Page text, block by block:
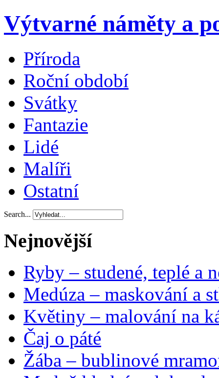
Výtvarné náměty a
Příroda
Roční období
Svátky
Fantazie
Lidé
Malíři
Ostatní
Search...
Nejnovější
Ryby – studené, teplé a
Medúza – maskování a
Květiny – malování na
Čaj o páté
Žába – bublinové